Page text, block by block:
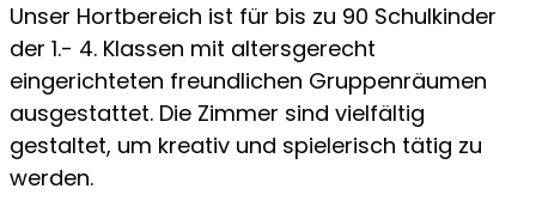
Unser Hortbereich ist für bis zu 90 Schulkinder
der 1.- 4. Klassen mit altersgerecht
eingerichteten freundlichen Gruppen­räumen
ausgestattet. Die Zimmer sind vielfältig
gestaltet, um kreativ und spielerisch tätig zu
werden.